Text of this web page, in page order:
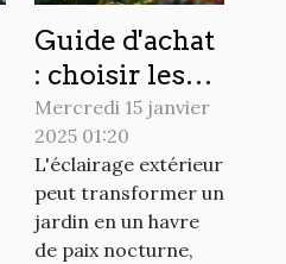
Guide d'achat
: choisir les
meilleures
lampes
solaires pour
jardin
Mercredi 15 janvier
2025 01:20
L'éclairage extérieur
peut transformer un
jardin en un havre
de paix nocturne,